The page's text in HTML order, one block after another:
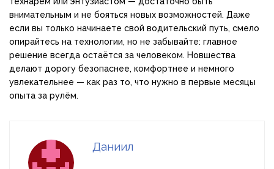
внимательным и не бояться новых возможностей. Даже
если вы только начинаете свой водительский путь, смело
опирайтесь на технологии, но не забывайте: главное
решение всегда остаётся за человеком. Новшества
делают дорогу безопаснее, комфортнее и немного
увлекательнее — как раз то, что нужно в первые месяцы
опыта за рулём.
Даниил